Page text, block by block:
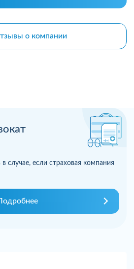
случае, если страховая компания
о компании